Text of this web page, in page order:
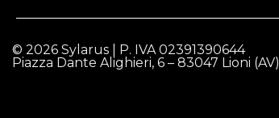
© 2026 Sylarus | P. IVA 02391390644
Piazza Dante Alighieri, 6 – 83047 Lioni (AV)